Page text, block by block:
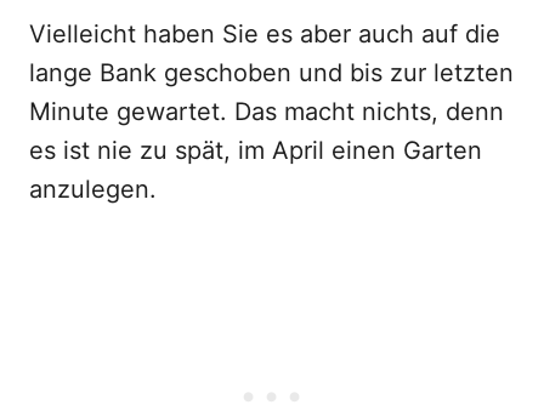
Vielleicht haben Sie es aber auch auf die
lange Bank geschoben und bis zur letzten
Minute gewartet. Das macht nichts, denn
es ist nie zu spät, im April einen Garten
anzulegen.